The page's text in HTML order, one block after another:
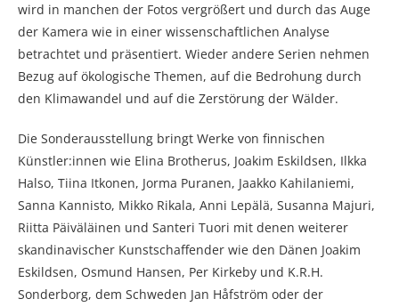
wird in manchen der Fotos vergrößert und durch das Auge
der Kamera wie in einer wissenschaftlichen Analyse
betrachtet und präsentiert. Wieder andere Serien nehmen
Bezug auf ökologische Themen, auf die Bedrohung durch
den Klimawandel und auf die Zerstörung der Wälder.
Die Sonderausstellung bringt Werke von finnischen
Künstler:innen wie Elina Brotherus, Joakim Eskildsen, Ilkka
Halso, Tiina Itkonen, Jorma Puranen, Jaakko Kahilaniemi,
Sanna Kannisto, Mikko Rikala, Anni Lepälä, Susanna Majuri,
Riitta Päiväläinen und Santeri Tuori mit denen weiterer
skandinavischer Kunstschaffender wie den Dänen Joakim
Eskildsen, Osmund Hansen, Per Kirkeby und K.R.H.
Sonderborg, dem Schweden Jan Håfström oder der